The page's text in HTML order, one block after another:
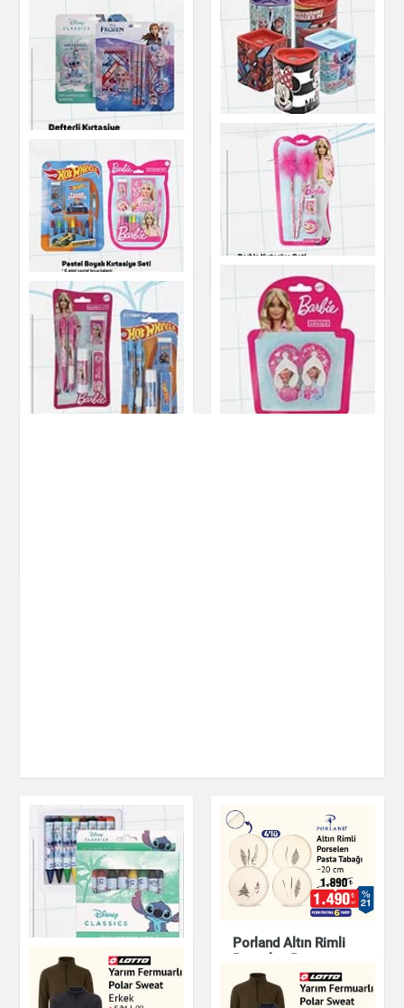
Masaüstü Kalemlikli
Kırtasiye Seti
Çıtçıtlı Dosya
Metal Hazneli Çift
Bıçaklı Kalemtraş
Defterli Kırtasiye Seti
7 Parça
Kırtasiye
Barbie Kırtasiye Seti
4 Parça
Kırtasiye
Pastel Boyalı
Kırtasiye Seti
Kırtasiye
Porland Altın Rimli
Porselen Pasta
Tabağı 20 cm